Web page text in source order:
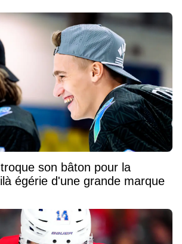
son bâton pour la
égérie d'une grande marque